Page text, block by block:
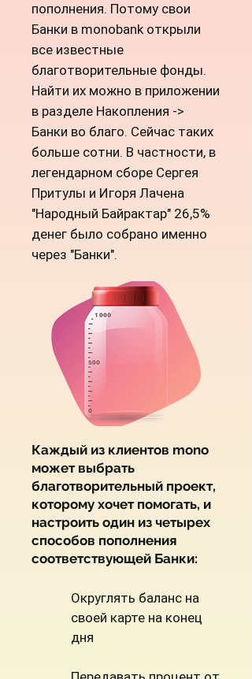
пополнения. Потому свои
Банки в monobank открыли
все известные
благотворительные фонды.
Найти их можно в приложении
в разделе Накопления ->
Банки во благо. Сейчас таких
больше сотни. В частности, в
легендарном сборе Сергея
Притулы и Игоря Лачена
"Народный Байрактар" 26,5%
денег было собрано именно
через "Банки".
Каждый из клиентов mono
может выбрать
благотворительный проект,
которому хочет помогать, и
настроить один из четырех
способов пополнения
соответствующей Банки:
Округлять баланс на
своей карте на конец
дня